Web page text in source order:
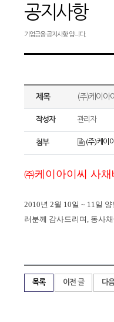
공지사항
기업금융 공지사항 입니다.
제목 (주)케이아
작성자 관리자
첨부 (주)케이
㈜케이아이씨 사
2010년 2월 10일 ~ 11일 양
러분께 감사드리며, 동사
목록 이전 글 다